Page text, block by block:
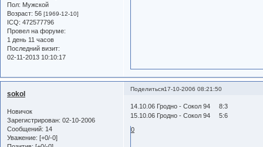
Пол: Мужской
Возраст: 56 [1969-12-10]
ICQ: 472577796
Провел на форуме:
1 день 11 часов
Последний визит:
02-11-2013 10:10:17
Поделиться17-10-2006 08:21:50
sokol
Новичок
Зарегистрирован: 02-10-2006
Сообщений: 14
Уважение: [+0/-0]
14.10.06 Гродно - Сокол 94 8:3
15.10.06 Гродно - Сокол 94 5:6
0